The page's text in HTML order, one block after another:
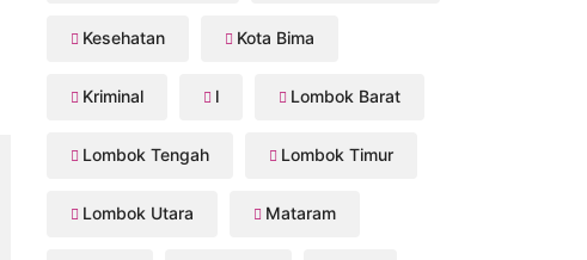
Kesehatan Kota Bima
Kriminal l Lombok Barat
Lombok Tengah Lombok Timur
Lombok Utara Mataram